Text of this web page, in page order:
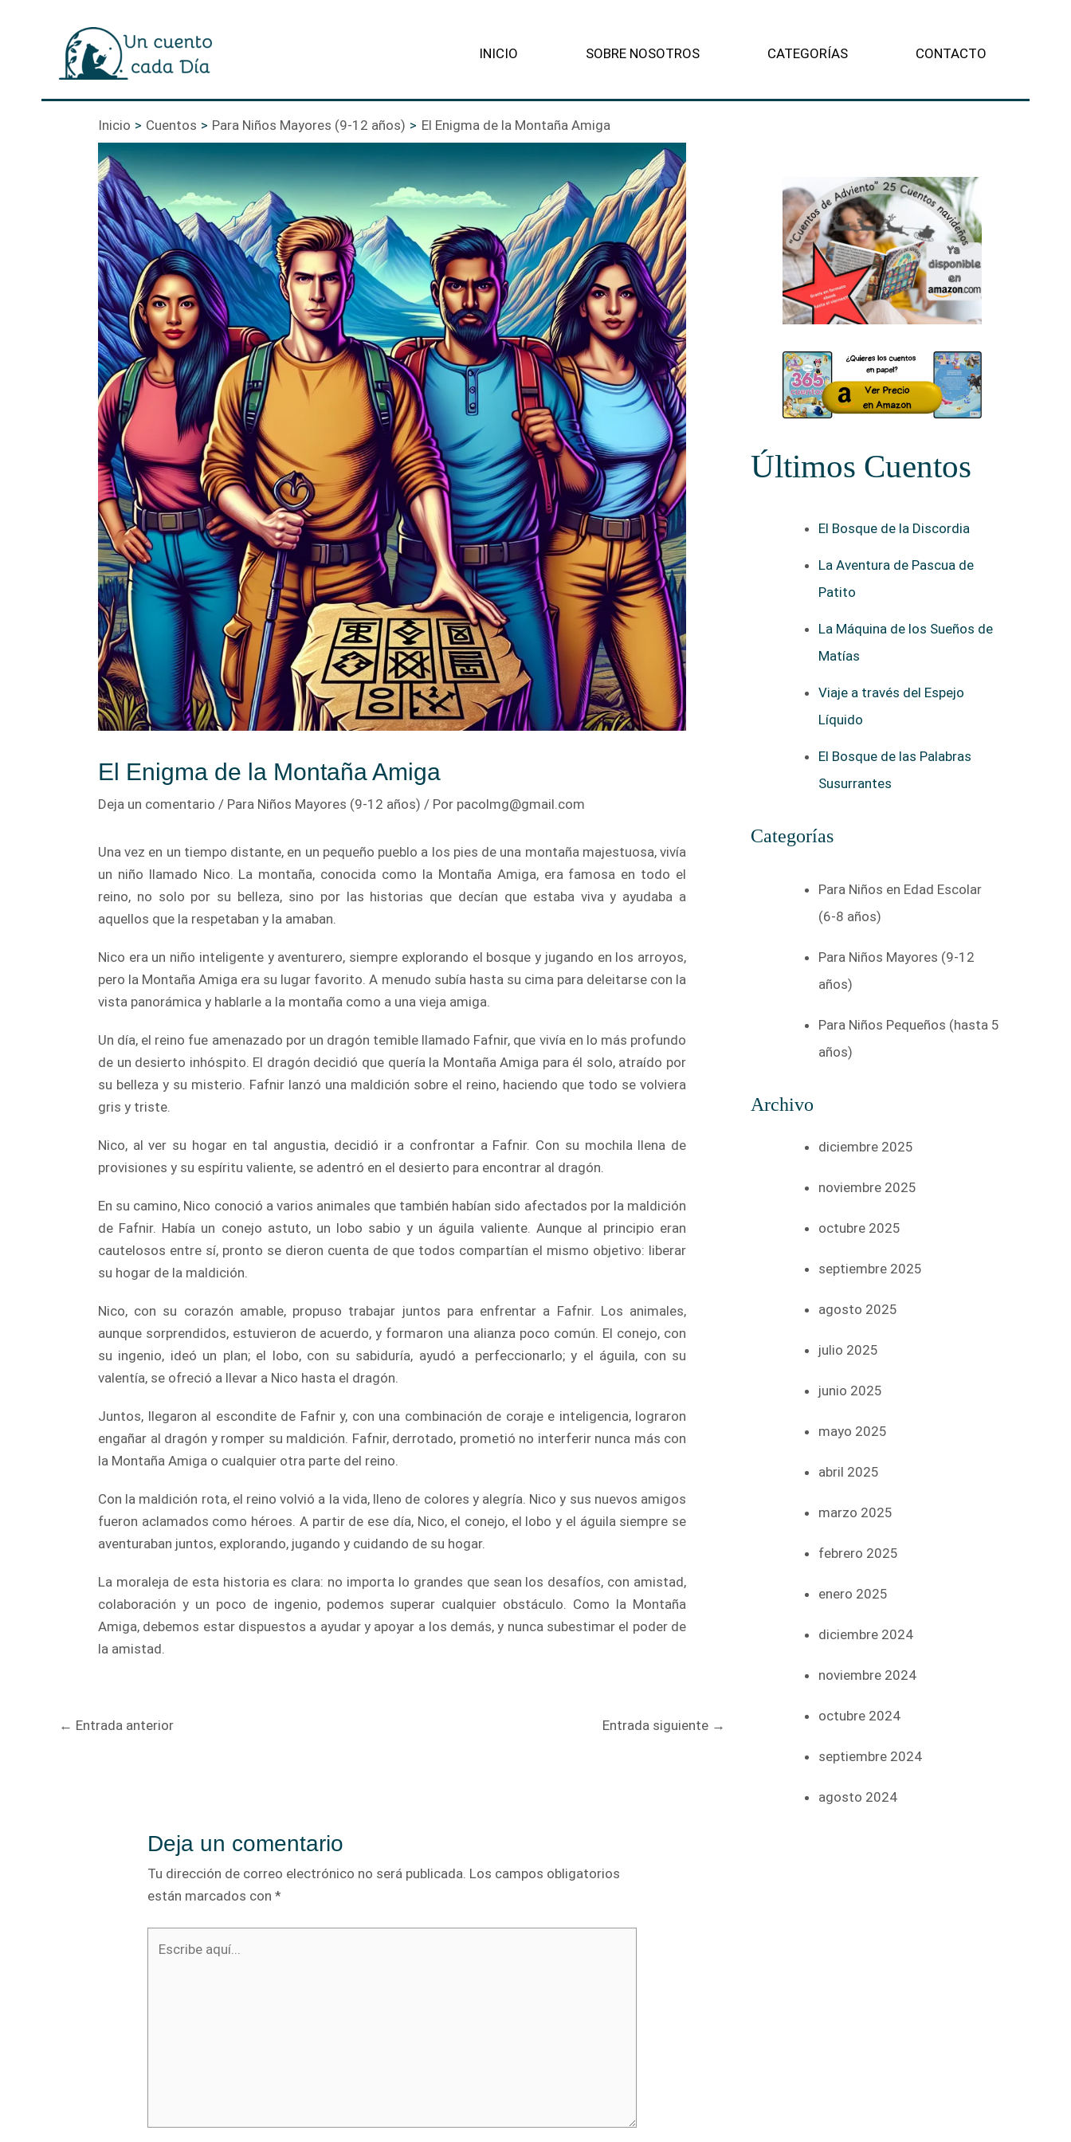
INICIO SOBRE NOSOTROS CATEGORÍAS CONTACTO
Inicio Cuentos Para Niños Mayores (9-12 años) El Enigma de la Montaña Amiga
El Enigma de la Montaña Amiga
Deja un comentario / Para Niños Mayores (9-12 años) / Por pacolmg@gmail.com
Una vez en un tiempo distante, en un pequeño pueblo a los pies de una montaña majestuosa, vivía
un niño llamado Nico. La montaña, conocida como la Montaña Amiga, era famosa en todo el
reino, no solo por su belleza, sino por las historias que decían que estaba viva y ayudaba a
aquellos que la respetaban y la amaban.
Nico era un niño inteligente y aventurero, siempre explorando el bosque y jugando en los arroyos,
pero la Montaña Amiga era su lugar favorito. A menudo subía hasta su cima para deleitarse con la
vista panorámica y hablarle a la montaña como a una vieja amiga.
Un día, el reino fue amenazado por un dragón temible llamado Fafnir, que vivía en lo más profundo
de un desierto inhóspito. El dragón decidió que quería la Montaña Amiga para él solo, atraído por
su belleza y su misterio. Fafnir lanzó una maldición sobre el reino, haciendo que todo se volviera
gris y triste.
Nico, al ver su hogar en tal angustia, decidió ir a confrontar a Fafnir. Con su mochila llena de
provisiones y su espíritu valiente, se adentró en el desierto para encontrar al dragón.
En su camino, Nico conoció a varios animales que también habían sido afectados por la maldición
de Fafnir. Había un conejo astuto, un lobo sabio y un águila valiente. Aunque al principio eran
cautelosos entre sí, pronto se dieron cuenta de que todos compartían el mismo objetivo: liberar
su hogar de la maldición.
Nico, con su corazón amable, propuso trabajar juntos para enfrentar a Fafnir. Los animales,
aunque sorprendidos, estuvieron de acuerdo, y formaron una alianza poco común. El conejo, con
su ingenio, ideó un plan; el lobo, con su sabiduría, ayudó a perfeccionarlo; y el águila, con su
valentía, se ofreció a llevar a Nico hasta el dragón.
Juntos, llegaron al escondite de Fafnir y, con una combinación de coraje e inteligencia, lograron
engañar al dragón y romper su maldición. Fafnir, derrotado, prometió no interferir nunca más con
la Montaña Amiga o cualquier otra parte del reino.
Con la maldición rota, el reino volvió a la vida, lleno de colores y alegría. Nico y sus nuevos amigos
fueron aclamados como héroes. A partir de ese día, Nico, el conejo, el lobo y el águila siempre se
aventuraban juntos, explorando, jugando y cuidando de su hogar.
La moraleja de esta historia es clara: no importa lo grandes que sean los desafíos, con amistad,
colaboración y un poco de ingenio, podemos superar cualquier obstáculo. Como la Montaña
Amiga, debemos estar dispuestos a ayudar y apoyar a los demás, y nunca subestimar el poder de
la amistad.
Navegación
← Entrada anterior Entrada siguiente →
Deja un comentario
Tu dirección de correo electrónico no será publicada. Los campos obligatorios
están marcados con*
Últimos Cuentos
El Bosque de la Discordia
La Aventura de Pascua de
Patito
La Máquina de los Sueños de
Matías
Viaje a través del Espejo
Líquido
El Bosque de las Palabras
Susurrantes
Categorías
Para Niños en Edad Escolar
(6-8 años)
Para Niños Mayores (9-12
años)
Para Niños Pequeños (hasta 5
años)
Archivo
diciembre 2025
noviembre 2025
octubre 2025
septiembre 2025
agosto 2025
julio 2025
junio 2025
mayo 2025
abril 2025
marzo 2025
febrero 2025
enero 2025
diciembre 2024
noviembre 2024
octubre 2024
septiembre 2024
agosto 2024